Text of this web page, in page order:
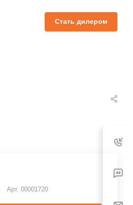
Стать дилером
Арт. 00001720